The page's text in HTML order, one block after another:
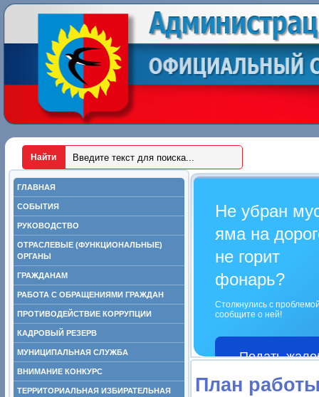
ГЛАВНАЯ
СОБЫТИЯ
РУКОВОДСТВО
ОТРАСЛЕВЫЕ (ФУНКЦИОНАЛЬНЫЕ)
ОРГАНЫ
ГРАЖДАНАМ
РАБОТА С ОБРАЩЕНИЯМИ ГРАЖДАН
ПРОТИВОДЕЙСТВИЕ КОРРУПЦИИ
КАДРОВЫЙ РЕЗЕРВ
МУНИЦИПАЛЬНАЯ СЛУЖБА
ВНИМАНИЕ КОНКУРС
ТЕРРИТОРИАЛЬНАЯ ИЗБИРАТЕЛЬНАЯ
Не убран
яма на
не горит
фонарь?
Столкнулись с
сообщите о ней!
Подать
План